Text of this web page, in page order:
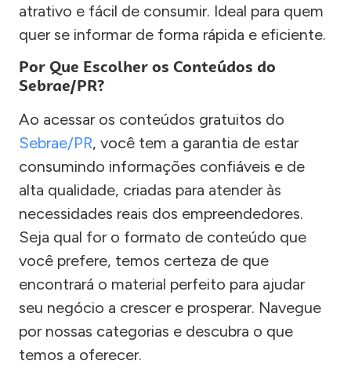
atrativo e fácil de consumir. Ideal para quem
quer se informar de forma rápida e eficiente.
Por Que Escolher os Conteúdos do
Sebrae/PR?
Ao acessar os conteúdos gratuitos do
Sebrae/PR, você tem a garantia de estar
consumindo informações confiáveis e de
alta qualidade, criadas para atender às
necessidades reais dos empreendedores.
Seja qual for o formato de conteúdo que
você prefere, temos certeza de que
encontrará o material perfeito para ajudar
seu negócio a crescer e prosperar. Navegue
por nossas categorias e descubra o que
temos a oferecer.